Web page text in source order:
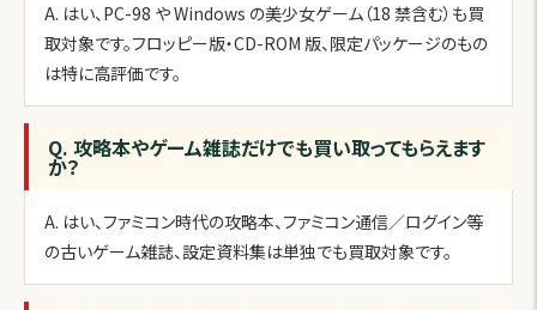
A. はい、PC-98 や Windows の美少女ゲーム（18 禁含む）も買
取対象です。フロッピー版・CD-ROM 版、限定パッケージのもの
は特に高評価です。
Q. 攻略本やゲーム雑誌だけでも買い取ってもらえます
か？
A. はい、ファミコン時代の攻略本、ファミコン通信／ログイン等
の古いゲーム雑誌、設定資料集は単独でも買取対象です。